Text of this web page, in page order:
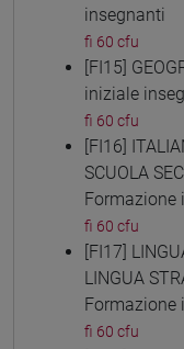
insegnanti
fi 60 cfu
[FI15]
iniziale
fi 60 cfu
[FI16]
SCUOLA
Formazione
fi 60 cfu
[FI17]
LINGUA
Formazione
fi 60 cfu